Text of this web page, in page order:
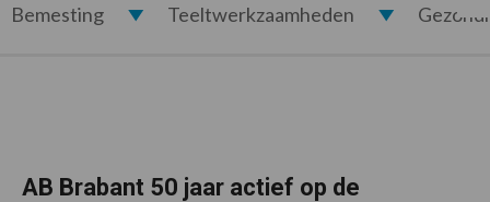
Bemesting Teeltwerkzaamheden
AB Brabant 50 jaar actief op de